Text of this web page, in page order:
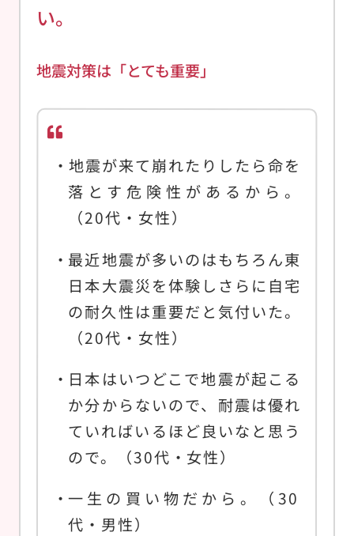
い。
地震対策は「とても重要」
地震が来て崩れたりしたら命を
落とす危険性があるから。
（20代・女性）
最近地震が多いのはもちろん東
日本大震災を体験しさらに自宅
の耐久性は重要だと気付いた。
（20代・女性）
日本はいつどこで地震が起こる
か分からないので、耐震は優れ
ていればいるほど良いなと思う
ので。（30代・女性）
一生の買い物だから。（30
代・男性）